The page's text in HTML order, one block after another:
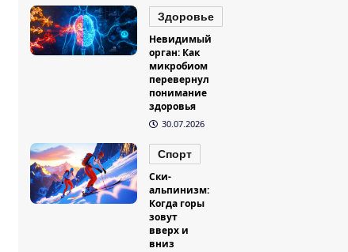
Здоровье
Невидимый
орган: Как
микробиом
перевернул
понимание
здоровья
30.07.2026
Спорт
Ски-
альпинизм:
Когда горы
зовут
вверх и
вниз